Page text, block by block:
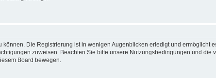
Die Registrierung ist in wenigen Augenblicken erledigt und ermöglicht
zuweisen. Beachten Sie bitte unsere Nutzungsbedingungen und die
Board bewegen.